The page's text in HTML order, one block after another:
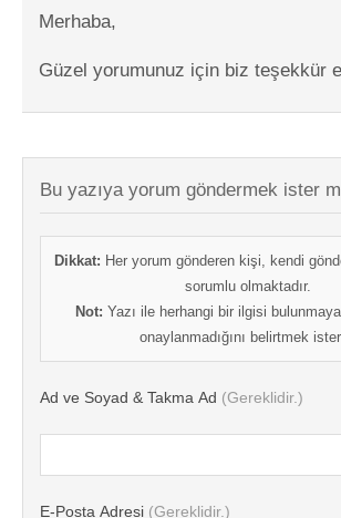
Merhaba,
Güzel yorumunuz için biz teşekkür
Bu yazıya yorum göndermek ister
Dikkat: Her yorum gönderen kişi, kendi
sorumlu olmaktadır.
Not: Yazı ile herhangi bir ilgisi
onaylanmadığını belirtmek
Ad ve Soyad & Takma Ad (Gereklidir.)
E-Posta Adresi (Gereklidir.)